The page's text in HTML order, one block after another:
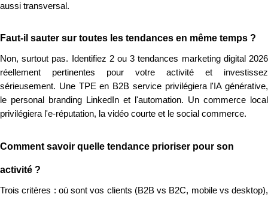
aussi transversal.
Faut-il sauter sur toutes les tendances en même temps ?
Non, surtout pas. Identifiez 2 ou 3 tendances marketing digital 2026
réellement pertinentes pour votre activité et investissez
sérieusement. Une TPE en B2B service privilégiera l'IA générative,
le personal branding LinkedIn et l'automation. Un commerce local
privilégiera l'e-réputation, la vidéo courte et le social commerce.
Comment savoir quelle tendance prioriser pour son
activité ?
Trois critères : où sont vos clients (B2B vs B2C, mobile vs desktop),